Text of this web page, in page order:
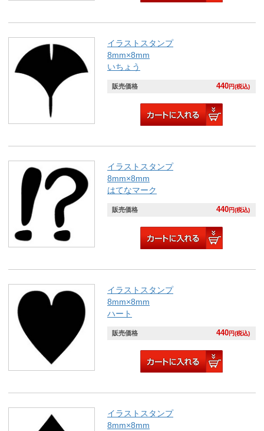
イラストスタンプ
8mm×8mm
いちょう
販売価格 440円(税込)
イラストスタンプ
8mm×8mm
はてなマーク
販売価格 440円(税込)
イラストスタンプ
8mm×8mm
ハート
販売価格 440円(税込)
イラストスタンプ
8mm×8mm